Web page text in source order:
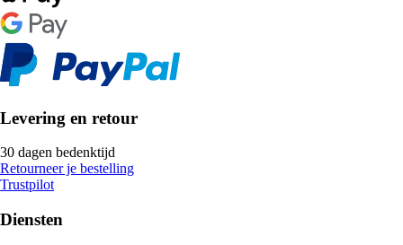
Levering en retour
30 dagen bedenktijd
Retourneer je bestelling
Trustpilot
Diensten